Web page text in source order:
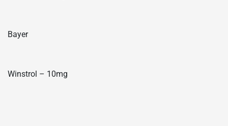
Bayer
Winstrol – 10mg